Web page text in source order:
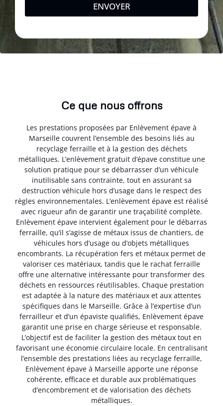
ENVOYER
Ce que nous offrons
Les prestations proposées par Enlèvement épave à
Marseille couvrent l’ensemble des besoins liés au
recyclage ferraille et à la gestion des déchets
métalliques. L’enlèvement gratuit d’épave constitue une
solution pratique pour se débarrasser d’un véhicule
inutilisable sans contrainte, tout en assurant sa
destruction véhicule hors d’usage dans le respect des
règles environnementales. L’enlèvement épave est réalisé
avec rigueur afin de garantir une traçabilité complète.
Enlèvement épave intervient également pour le débarras
ferraille, qu’il s’agisse de métaux issus de chantiers, de
véhicules hors d’usage ou d’objets métalliques
encombrants. La récupération fers et métaux permet de
valoriser ces matériaux, tandis que le rachat ferraille
offre une alternative intéressante pour transformer des
déchets en ressources réutilisables. Chaque prestation
est adaptée à la nature des matériaux et aux attentes
spécifiques dans le Marseille. Grâce à l’expertise d’un
ferrailleur et d’un épaviste qualifiés, Enlèvement épave
garantit une prise en charge sérieuse et responsable.
L’objectif est de faciliter la gestion des métaux tout en
favorisant une économie circulaire locale. En centralisant
l’ensemble des prestations liées au recyclage ferraille,
Enlèvement épave à Marseille apporte une réponse
cohérente, efficace et durable aux problématiques
d’encombrement et de valorisation des déchets
métalliques.